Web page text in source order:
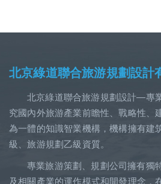
北京綠道聯合旅游規劃設計
北京綠道聯合旅游規劃設計—專
究國內外旅游產業前瞻性、戰略性、
為一體的知識智業機構，機構擁有建
級、旅游規劃乙級資質。
專業旅游策劃、規劃公司擁有獨
及相關產業的運作模式和開發理念，